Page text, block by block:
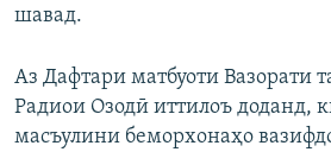
шавад.
Аз Дафтари матбуоти Вазорати
Радиои Озодӣ иттилоъ доданд,
масъулини беморхонаҳо